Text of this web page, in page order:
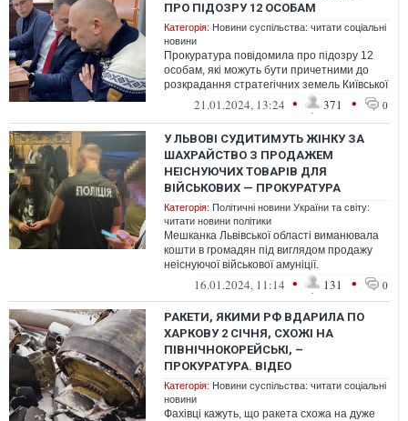
ПРО ПІДОЗРУ 12 ОСОБАМ
Категорія: Новини суспільства: читати соціальні
новини
Прокуратура повідомила про підозру 12
особам, які можуть бути причетними до
розкрадання стратегічних земель Київської
21.01.2024, 13:24 • 371 • 0
У ЛЬВОВІ СУДИТИМУТЬ ЖІНКУ ЗА
ШАХРАЙСТВО З ПРОДАЖЕМ
НЕІСНУЮЧИХ ТОВАРІВ ДЛЯ
ВІЙСЬКОВИХ — ПРОКУРАТУРА
Категорія: Політичні новини України та світу:
читати новини політики
Мешканка Львівської області виманювала
кошти в громадян під виглядом продажу
неіснуючої військової амуніції.
Прокурорами завершено досудове
16.01.2024, 11:14 • 131 • 0
РАКЕТИ, ЯКИМИ РФ ВДАРИЛА ПО
ХАРКОВУ 2 СІЧНЯ, СХОЖІ НА
ПІВНІЧНОКОРЕЙСЬКІ, –
ПРОКУРАТУРА. ВІДЕО
Категорія: Новини суспільства: читати соціальні
новини
Фахівці кажуть, що ракета схожа на дуже